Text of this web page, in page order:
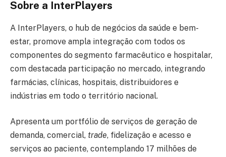
Sobre a InterPlayers
A InterPlayers, o hub de negócios da saúde e bem-
estar, promove ampla integração com todos os
componentes do segmento farmacêutico e hospitalar,
com destacada participação no mercado, integrando
farmácias, clínicas, hospitais, distribuidores e
indústrias em todo o território nacional.
Apresenta um portfólio de serviços de geração de
demanda, comercial, trade, fidelização e acesso e
serviços ao paciente, contemplando 17 milhões de